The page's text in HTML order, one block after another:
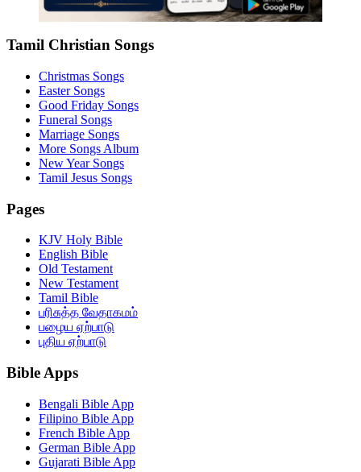
Tamil Christian Songs
Christmas Songs
Easter Songs
Good Friday Songs
Funeral Songs
Marriage Songs
More Songs Album
New Year Songs
Tamil Jesus Songs
Pages
KJV Holy Bible
English Bible
Old Testament
New Testament
Tamil Bible
பரிசுத்த வேதாகமம்
பழைய ஏற்பாடு
புதிய ஏற்பாடு
Bible Apps
Bengali Bible App
Filipino Bible App
French Bible App
German Bible App
Gujarati Bible App